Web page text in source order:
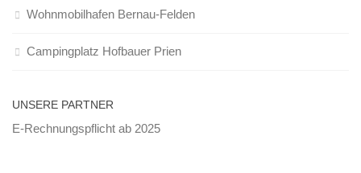
Wohnmobilhafen Bernau-Felden
Campingplatz Hofbauer Prien
UNSERE PARTNER
E-Rechnungspflicht ab 2025